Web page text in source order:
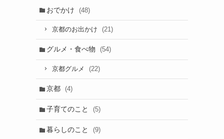
おでかけ (48)
京都のお出かけ (21)
グルメ・食べ物 (54)
京都グルメ (22)
京都 (4)
子育てのこと (5)
暮らしのこと (9)